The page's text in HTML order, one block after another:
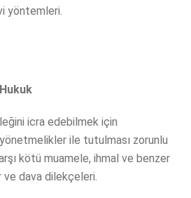
yöntemleri.
icra edebilmek için
ile tutulması zorunlu
kötü muamele, ihmal ve benzer
ve dava dilekçeleri.